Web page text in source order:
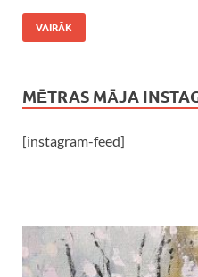
VAIRĀK
MĒTRAS MĀJA
[instagram-feed]